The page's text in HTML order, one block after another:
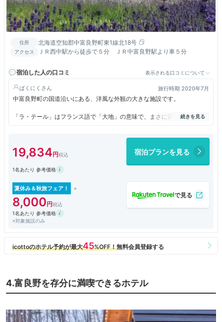
住所 北海道空知郡中富良野町東1線北18号
アクセス ＪＲ西中駅から徒歩で５分 ＪＲ中富良野駅より車５分
宿泊した人の口コミ 表示される口コミについて
ぱくにく 旅行時期 2020年7月
中富良野町の国道沿いにある、洋風な外観の大きな施設です。
「ラ・テール」はフランス語で「大地」の意味で、まさに富良野の雄大な
大地を体感できるような場所に建っています。
が良かったです。
朝食は北海道の食材を豊富に利用したメニューの和朝食で、美味しかった
です。
宿泊した部屋は、フランス語のホテル名、洋風な感じの白亜の建物、広大
な駐車場とその奥に見える富良野の大地とある意味対照的な、畳の和室で
落ち着いた感じでした。
富良野はホテル代が高いことが多く、設備の割に割安感があったのも良か
（旭川のビジネスホテルよりは高めですが・・・）
19,834 宿泊プランを見る
1名あたり 参考価格
夏休み＆秋旅フェア！
8,000
1名あたり 参考価格
※対象施設のみ
4.富良野を存分に満喫できるホテル